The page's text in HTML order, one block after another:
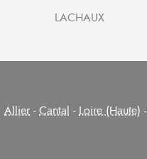
LACHAUX
Allier -Cantal -Loire (Haute) -